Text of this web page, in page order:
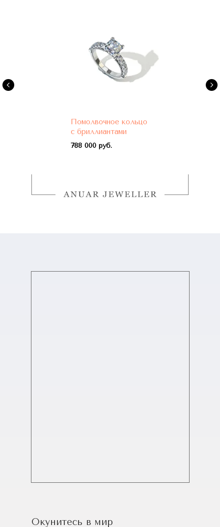
Помолвочное кольцо
с бриллиантами
788 000 руб.
Окунитесь в мир